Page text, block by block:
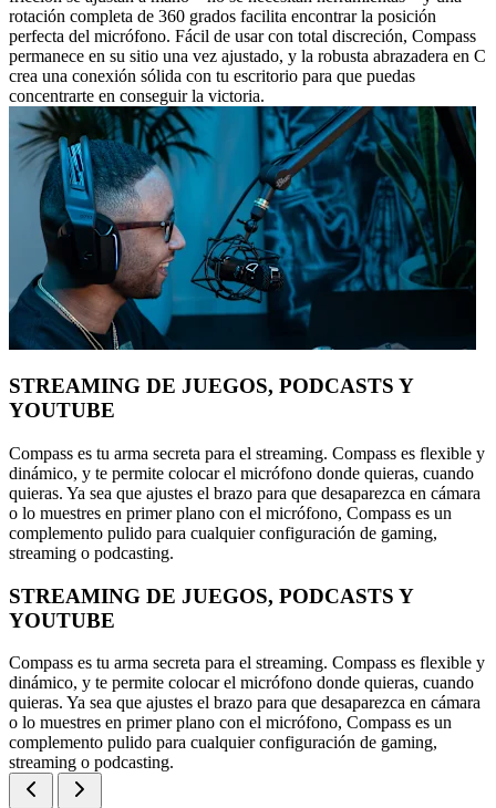
rotación completa de 360 grados facilita encontrar la posición
perfecta del micrófono. Fácil de usar con total discreción, Compass
permanece en su sitio una vez ajustado, y la robusta abrazadera en C
crea una conexión sólida con tu escritorio para que puedas
concentrarte en conseguir la victoria.
STREAMING DE JUEGOS, PODCASTS Y
YOUTUBE
Compass es tu arma secreta para el streaming. Compass es flexible y
dinámico, y te permite colocar el micrófono donde quieras, cuando
quieras. Ya sea que ajustes el brazo para que desaparezca en cámara
o lo muestres en primer plano con el micrófono, Compass es un
complemento pulido para cualquier configuración de gaming,
streaming o podcasting.
STREAMING DE JUEGOS, PODCASTS Y
YOUTUBE
Compass es tu arma secreta para el streaming. Compass es flexible y
dinámico, y te permite colocar el micrófono donde quieras, cuando
quieras. Ya sea que ajustes el brazo para que desaparezca en cámara
o lo muestres en primer plano con el micrófono, Compass es un
complemento pulido para cualquier configuración de gaming,
streaming o podcasting.